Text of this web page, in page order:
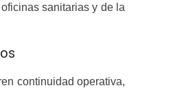
sanitarias y de la
continuidad operativa,